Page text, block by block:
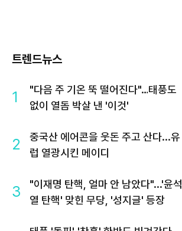
트렌드뉴스
1
"다음 주 기온 뚝 떨어진다"…태풍도
없이 열돔 박살 낸 '이것'
2
중국산 에어콘을 웃돈 주고 산다...유
럽 열광시킨 메이디
3
"이재명 탄핵, 얼마 안 남았다"...'윤석
열 탄핵' 맞힌 무당, '성지글' 등장